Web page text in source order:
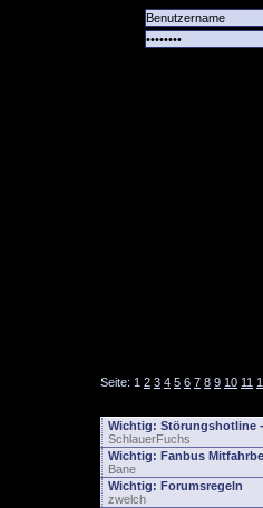
Seite: 1 2 3 4 5 6 7 8 9 10 11
Wichtig: Störungshotline
SchlauerFuchs
Wichtig: Fanbus
Bane
Wichtig: Forumsregeln
zwelch